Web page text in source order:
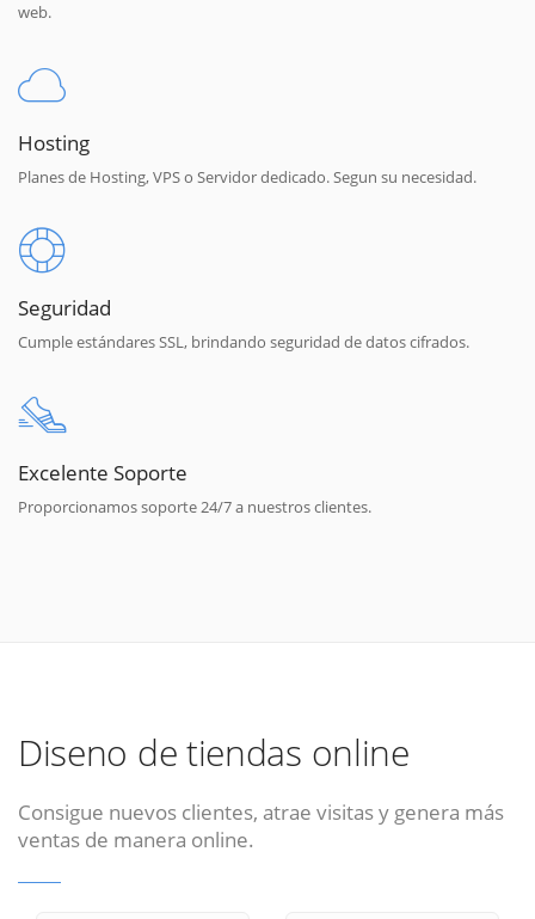
web.
Hosting
Planes de Hosting, VPS o Servidor dedicado. Segun su necesidad.
Seguridad
Cumple estándares SSL, brindando seguridad de datos cifrados.
Excelente Soporte
Proporcionamos soporte 24/7 a nuestros clientes.
Diseno de tiendas online
Consigue nuevos clientes, atrae visitas y genera más
ventas de manera online.